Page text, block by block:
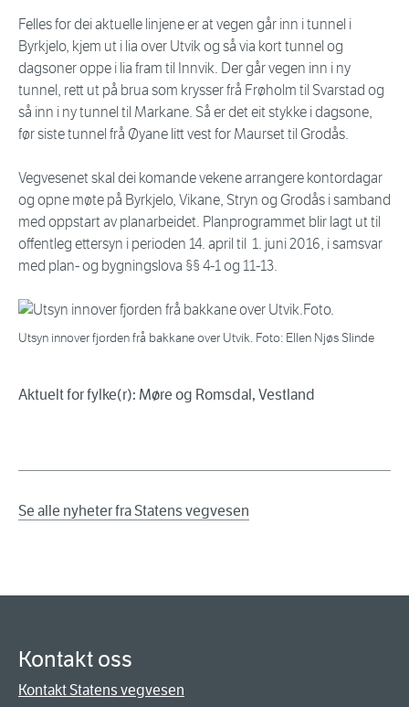
Felles for dei aktuelle linjene er at vegen går inn i tunnel i
Byrkjelo, kjem ut i lia over Utvik og så via kort tunnel og
dagsoner oppe i lia fram til Innvik. Der går vegen inn i ny
tunnel, rett ut på brua som krysser frå Frøholm til Svarstad og
så inn i ny tunnel til Markane. Så er det eit stykke i dagsone,
før siste tunnel frå Øyane litt vest for Maurset til Grodås.
Vegvesenet skal dei komande vekene arrangere kontordagar
og opne møte på Byrkjelo, Vikane, Stryn og Grodås i samband
med oppstart av planarbeidet. Planprogrammet blir lagt ut til
offentleg ettersyn i perioden 14. april til 1. juni 2016, i samsvar
med plan- og bygningslova §§ 4-1 og 11-13.
Utsyn innover fjorden frå bakkane over Utvik. Foto: Ellen Njøs Slinde
Aktuelt for fylke(r): Møre og Romsdal, Vestland
Se alle nyheter fra Statens vegvesen
Kontakt oss
Kontakt Statens vegvesen